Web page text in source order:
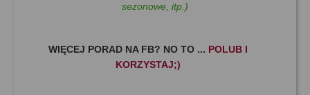
sezonowe, itp.)
WIĘCEJ PORAD NA FB? NO TO ... POLUB I
KORZYSTAJ;)